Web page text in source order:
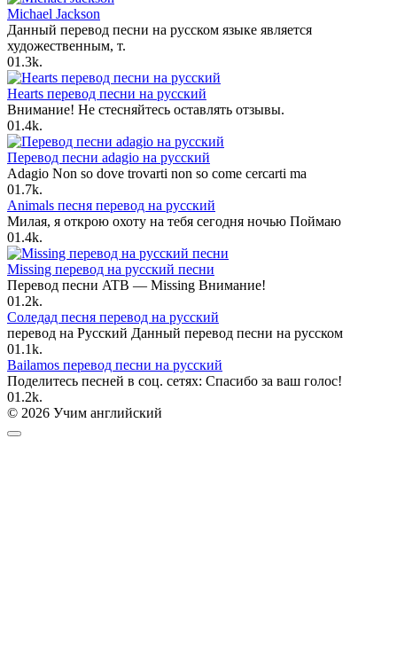
Michael Jackson
Данный перевод песни на русском языке является
художественным, т.
01.3k.
Hearts перевод песни на русский
Внимание! Не стесняйтесь оставлять отзывы.
01.4k.
Перевод песни adagio на русский
Adagio Non so dove trovarti non so come cercarti ma
01.7k.
Animals песня перевод на русский
Милая, я открою охоту на тебя сегодня ночью Поймаю
01.4k.
Missing перевод на русский песни
Перевод песни ATB — Missing Внимание!
01.2k.
Соледад песня перевод на русский
перевод на Русский Данный перевод песни на русском
01.1k.
Bailamos перевод песни на русский
Поделитесь песней в соц. сетях: Спасибо за ваш голос!
01.2k.
© 2026 Учим английский